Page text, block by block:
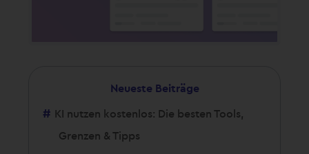
Neueste Beiträge
KI nutzen kostenlos: Die besten Tools,
Grenzen & Tipps